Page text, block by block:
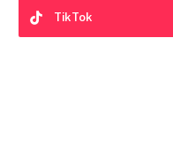
TikTok